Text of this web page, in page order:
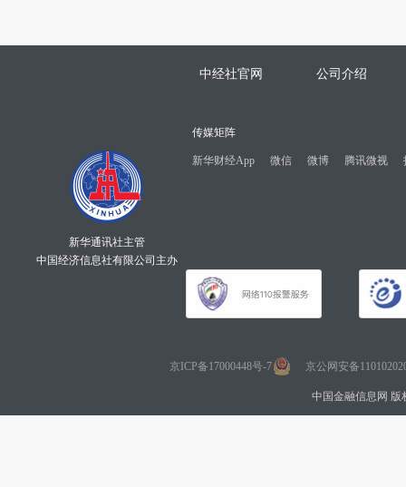
中经社官网 公司介绍
新华通讯社主管
中国经济信息社有限公司主办
传媒矩阵
新华财经App 微信 微博 腾讯微视
京ICP备17000448号-7 京公网安备
中国金融信息网 版